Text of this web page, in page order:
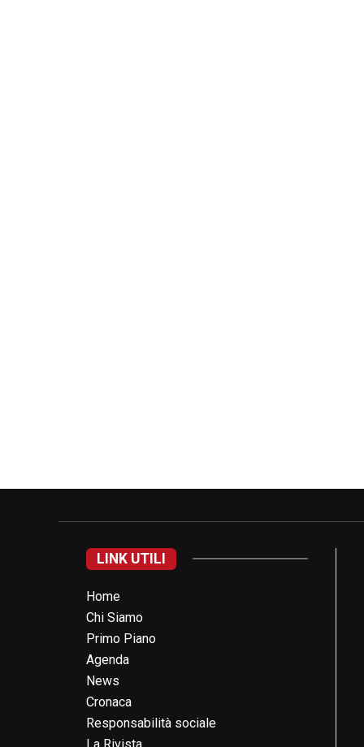
LINK UTILI
Home
Chi Siamo
Primo Piano
Agenda
News
Cronaca
Responsabilità sociale